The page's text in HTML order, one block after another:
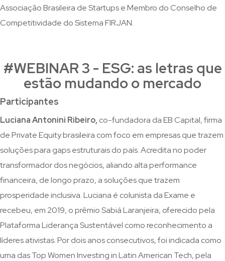
Associação Brasileira de Startups e Membro do Conselho de
Competitividade do Sistema FIRJAN.
#WEBINAR 3 - ESG: as letras que
estão mudando o mercado
Participantes
Luciana Antonini Ribeiro, co-fundadora da EB Capital, firma
de Private Equity brasileira com foco em empresas que trazem
soluções para gaps estruturais do país. Acredita no poder
transformador dos negócios, aliando alta performance
financeira, de longo prazo, a soluções que trazem
prosperidade inclusiva. Luciana é colunista da Exame e
recebeu, em 2019, o prêmio Sabiá Laranjeira, oferecido pela
Plataforma Liderança Sustentável como reconhecimento a
líderes ativistas. Por dois anos consecutivos, foi indicada como
uma das Top Women Investing in Latin American Tech, pela